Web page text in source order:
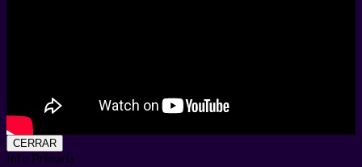
CERRAR
Info Primaria